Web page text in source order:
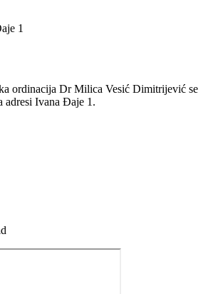
1
ordinacija Dr Milica Vesić Dimitrijević se
adresi Ivana Đaje 1.